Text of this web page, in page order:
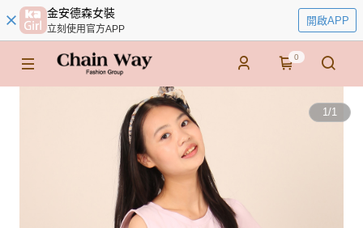
金安德森女裝
立刻使用官方APP
開啟APP
0
1/1